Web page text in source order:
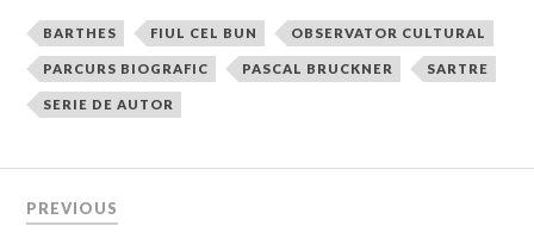
BARTHES FIUL CEL BUN OBSERVATOR CULTURAL
PARCURS BIOGRAFIC PASCAL BRUCKNER SARTRE
SERIE DE AUTOR
PREVIOUS